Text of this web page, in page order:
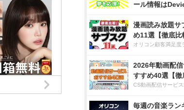
ール情報は
漫画読み放題サ
め11選【徹底比
オリコン顧客満足度
2026年動画配
すすめ40選【徹
CS動画配信サービ
毎週の音楽ラン